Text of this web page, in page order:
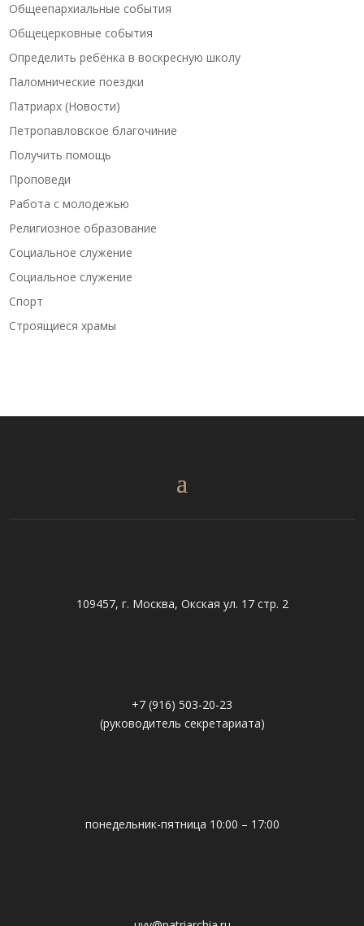
Общеепархиальные события
Общецерковные события
Определить ребёнка в воскресную школу
Паломнические поездки
Патриарх (Новости)
Петропавловское благочиние
Получить помощь
Проповеди
Работа с молодежью
Религиозное образование
Социальное служение
Социальное служение
Спорт
Строящиеся храмы
109457, г. Москва, Окская ул. 17 стр. 2
+7 (916) 503-20-23
(руководитель секретариата)
понедельник-пятница 10:00 – 17:00